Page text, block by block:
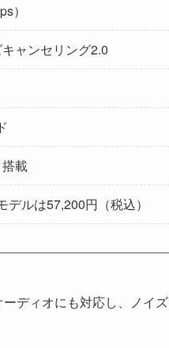
）
ャンセリング2.0
載
ルは57,200円（税込）
ディオにも対応し、ノイ